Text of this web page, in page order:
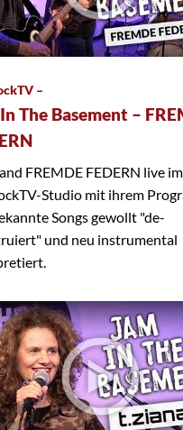
–
The Basement –
FREMDE FEDERN live im
Studio mit ihrem
Songs gewollt "de-
und neu instrumental